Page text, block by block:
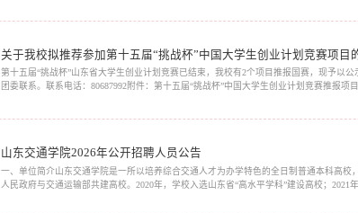
关于我校拟推荐参加第十五届“挑战杯”中国大学生创业计划竞赛项目
第十五届“挑战杯”山东省大学生创业计划竞赛已结束，我校有2个项目推报国赛，现予以
团委联系。联系电话：80687992附件：第十五届“挑战杯
山东交通学院2026年公开招聘人员公告
一、单位简介山东交通学院是一所以培养综合交通人才为办学特色的全日制普通本科高
人民政府与交通运输部共建高校。2020年，学校入选山东省“高水平学科”建设高校；2021